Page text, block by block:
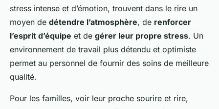
stress intense et d’émotion, trouvent dans le rire un
moyen de détendre l’atmosphère, de renforcer
l’esprit d’équipe et de gérer leur propre stress. Un
environnement de travail plus détendu et optimiste
permet au personnel de fournir des soins de meilleure
qualité.
Pour les familles, voir leur proche sourire et rire,